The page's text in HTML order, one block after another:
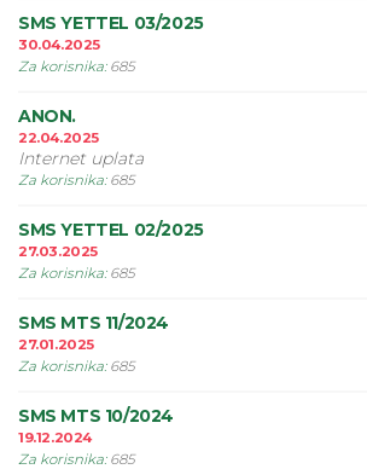
SMS YETTEL 03/2025
30.04.2025
Za korisnika: 685
ANON.
22.04.2025
Internet uplata
Za korisnika: 685
SMS YETTEL 02/2025
27.03.2025
Za korisnika: 685
SMS MTS 11/2024
27.01.2025
Za korisnika: 685
SMS MTS 10/2024
19.12.2024
Za korisnika: 685